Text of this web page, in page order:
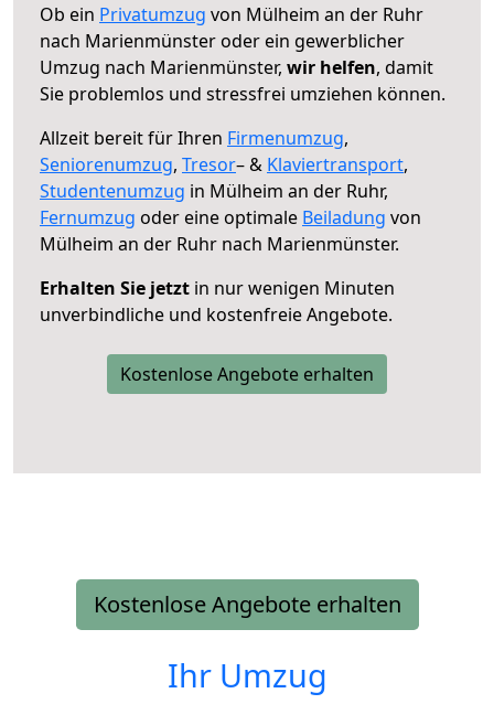
Ob ein Privatumzug von Mülheim an der Ruhr
nach Marienmünster oder ein gewerblicher
Umzug nach Marienmünster, wir helfen, damit
Sie problemlos und stressfrei umziehen können.
Allzeit bereit für Ihren Firmenumzug,
Seniorenumzug, Tresor– & Klaviertransport,
Studentenumzug in Mülheim an der Ruhr,
Fernumzug oder eine optimale Beiladung von
Mülheim an der Ruhr nach Marienmünster.
Erhalten Sie jetzt in nur wenigen Minuten
unverbindliche und kostenfreie Angebote.
Kostenlose Angebote erhalten
Kostenlose Angebote erhalten
Ihr Umzug